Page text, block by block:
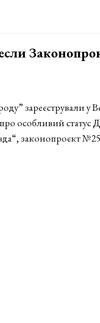
зареєстрували у
особливий статус
законопроєкт